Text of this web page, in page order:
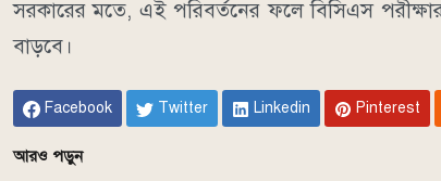
সরকারের মতে, এই পরিবর্তনের ফলে বিসিএস পরীক্ষার
বাড়বে।
Facebook Twitter Linkedin Pinterest
আরও পড়ুন